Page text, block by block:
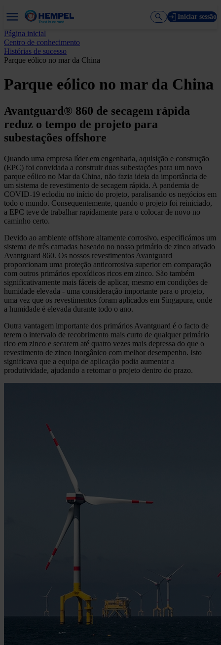
Iniciar sessão
Página inicial
Centro de conhecimento
Histórias de sucesso
Parque eólico no mar da China
Parque eólico no mar da China
Avantguard® 860 de secagem rápida
reduz o tempo de projeto para
subestações offshore
Quando uma empresa líder em engenharia, aquisição e construção
(EPC) foi convidada a construir duas subestações para um novo
parque eólico no Mar da China, não fazia ideia da importância de
um sistema de revestimento de secagem rápida. A pandemia de
COVID-19 eclodiu no início do projeto, paralisando os negócios em
todo o mundo. Consequentemente, quando o projeto foi reiniciado,
a EPC teve de trabalhar rapidamente para o colocar de novo no
caminho certo.
Devido ao ambiente offshore altamente corrosivo, especificámos um
sistema de três camadas baseado no nosso primário de zinco ativado
Avantguard 860. Os nossos revestimentos Avantguard
proporcionam uma proteção anticorrosiva superior em comparação
com outros primários epoxídicos ricos em zinco. São também
significativamente mais fáceis de aplicar, mesmo em condições de
humidade elevada - uma consideração importante para o projeto,
uma vez que os revestimentos foram aplicados em Singapura, onde
a humidade é elevada durante todo o ano.
Outra vantagem importante dos primários Avantguard é o facto de
terem o intervalo de recobrimento mais curto de qualquer primário
rico em zinco e secarem até quatro vezes mais depressa do que o
revestimento de zinco inorgânico com melhor desempenho. Isto
significava que a equipa de aplicação podia aumentar a
produtividade, ajudando a retomar o projeto dentro do prazo.